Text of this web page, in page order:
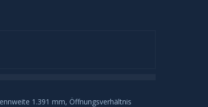
1.391 mm, Öffnungsverhältnis